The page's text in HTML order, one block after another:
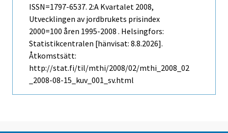
ISSN=1797-6537. 2:a Kvartalet 2008,
Utvecklingen av jordbrukets prisindex
2000=100 åren 1995-2008 . Helsingfors:
Statistikcentralen [hänvisat: 8.8.2026].
Åtkomstsätt:
http://stat.fi/til/mthi/2008/02/mthi_2008_02
_2008-08-15_kuv_001_sv.html